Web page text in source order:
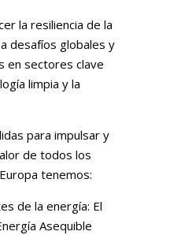
la resiliencia de la
desafíos globales y
en sectores clave
limpia y la
para impulsar y
de todos los
tenemos:
de la energía: El
Asequible